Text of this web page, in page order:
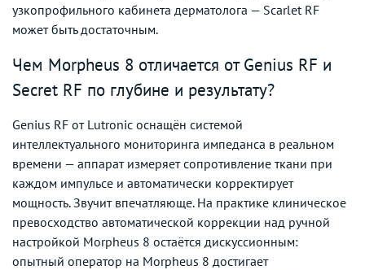
узкопрофильного кабинета дерматолога — Scarlet RF
может быть достаточным.
Чем Morpheus 8 отличается от Genius RF и
Secret RF по глубине и результату?
Genius RF от Lutronic оснащён системой
интеллектуального мониторинга импеданса в реальном
времени — аппарат измеряет сопротивление ткани при
каждом импульсе и автоматически корректирует
мощность. Звучит впечатляюще. На практике клиническое
превосходство автоматической коррекции над ручной
настройкой Morpheus 8 остаётся дискуссионным:
опытный оператор на Morpheus 8 достигает